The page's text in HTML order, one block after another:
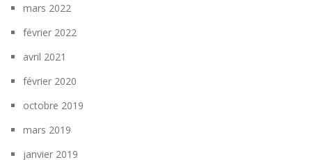
mars 2022
février 2022
avril 2021
février 2020
octobre 2019
mars 2019
janvier 2019